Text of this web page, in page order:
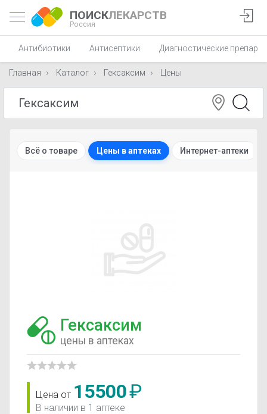
ПОИСКЛЕКАРСТВ
Россия
Антибиотики Антисептики Диагностические
Главная Каталог Гексаксим Цены
Всё о товаре Цены в аптеках Интернет-аптеки
Гексаксим
цены в аптеках
Цена от 15500₽
В наличии в 1 аптеке